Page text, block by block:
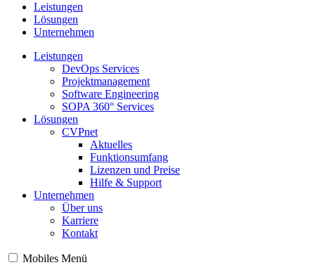
Leistungen
Lösungen
Unternehmen
Leistungen
DevOps Services
Projektmanagement
Software Engineering
SOPA 360° Services
Lösungen
CVPnet
Aktuelles
Funktionsumfang
Lizenzen und Preise
Hilfe & Support
Unternehmen
Über uns
Karriere
Kontakt
Mobiles Menü